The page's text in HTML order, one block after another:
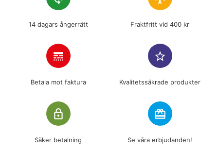
14 dagars ångerrätt Fraktfritt vid 400 kr
line_style
Betala mot faktura
star_border
Kvalitetssäkrade produkter
lock_outline
Säker betalning
redeem
Se våra erbjudanden!